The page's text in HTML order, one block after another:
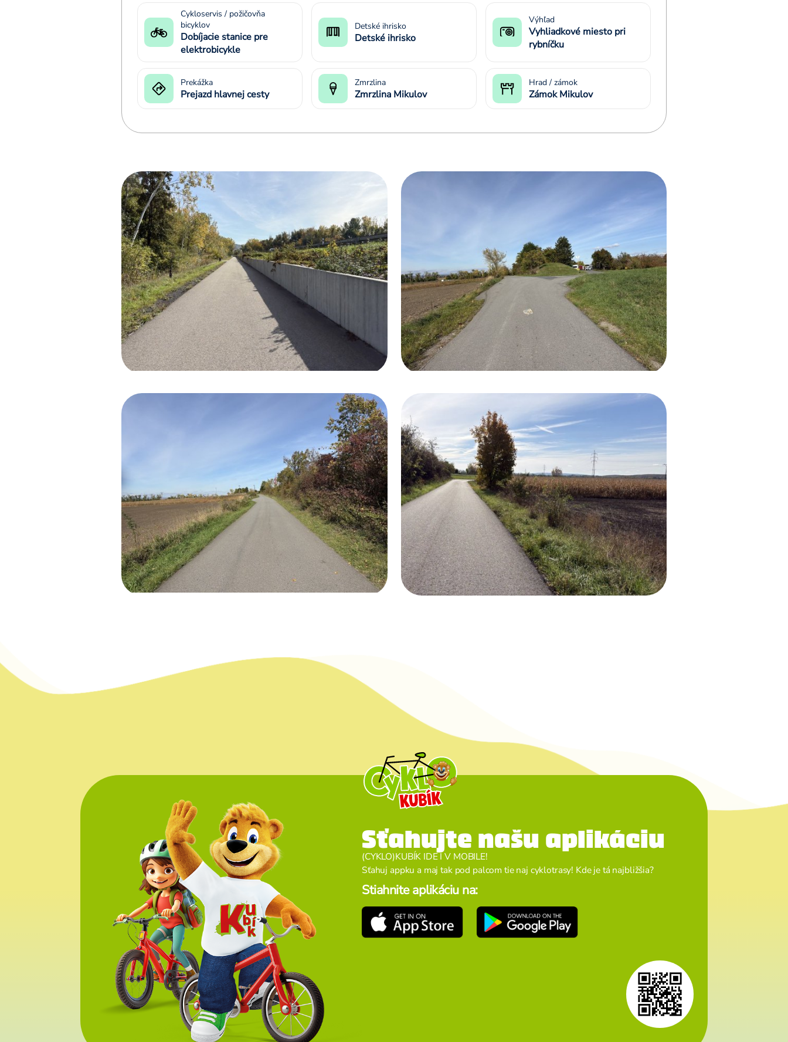
Cykloservis / požičovňa
bicyklov
Dobíjacie stanice pre
elektrobicykle
Detské ihrisko
Detské ihrisko
Výhľad
Vyhliadkové miesto pri
rybníčku
Prekážka
Prejazd hlavnej cesty
Zmrzlina
Zmrzlina Mikulov
Hrad / zámok
Zámok Mikulov
Sťahujte našu aplikáciu
(CYKLO)KUBÍK IDE I V MOBILE!
Sťahuj appku a maj tak pod palcom tie naj cyklotrasy! Kde je tá najbližšia?
Stiahnite aplikáciu na: